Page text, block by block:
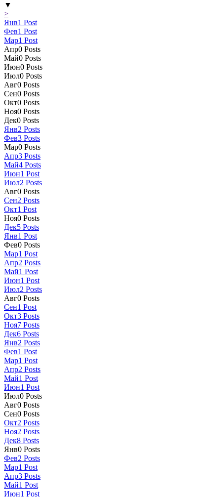
▼
>
Янв1 Post
Фев1 Post
Мар1 Post
Апр0 Posts
Май0 Posts
Июн0 Posts
Июл0 Posts
Авг0 Posts
Сен0 Posts
Окт0 Posts
Ноя0 Posts
Дек0 Posts
Янв2 Posts
Фев3 Posts
Мар0 Posts
Апр3 Posts
Май4 Posts
Июн1 Post
Июл2 Posts
Авг0 Posts
Сен2 Posts
Окт1 Post
Ноя0 Posts
Дек5 Posts
Янв1 Post
Фев0 Posts
Мар1 Post
Апр2 Posts
Май1 Post
Июн1 Post
Июл2 Posts
Авг0 Posts
Сен1 Post
Окт3 Posts
Ноя7 Posts
Дек6 Posts
Янв2 Posts
Фев1 Post
Мар1 Post
Апр2 Posts
Май1 Post
Июн1 Post
Июл0 Posts
Авг0 Posts
Сен0 Posts
Окт2 Posts
Ноя2 Posts
Дек8 Posts
Янв0 Posts
Фев2 Posts
Мар1 Post
Апр3 Posts
Май1 Post
Июн1 Post